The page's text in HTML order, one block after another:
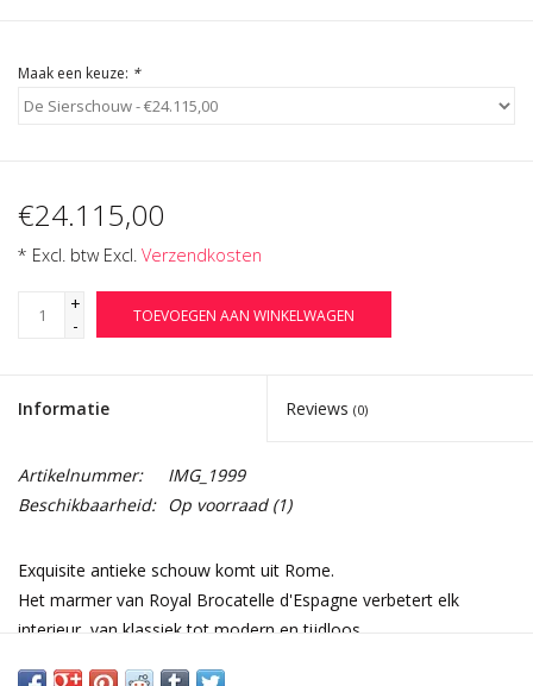
Maak een keuze: *
€24.115,00
* Excl. btw Excl. Verzendkosten
+
-
TOEVOEGEN AAN WINKELWAGEN
Informatie Reviews (0)
Artikelnummer:
IMG_1999
Beschikbaarheid: Op voorraad(1)
Exquisite antieke schouw komt uit Rome.
Het marmer van Royal Brocatelle d'Espagne verbetert elk
interieur, van klassiek tot modern en tijdloos.